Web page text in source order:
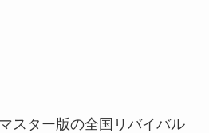
スター版の全国リバイバル